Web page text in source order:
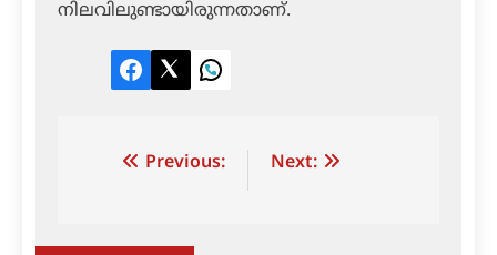
നിലവിലുണ്ടായിരുന്നതാണ്.
Facebook
TwitterLinkedIn
Post Previous: Next: